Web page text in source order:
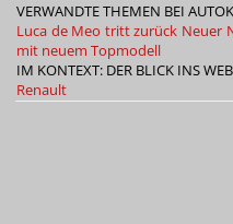
VERWANDTE THEMEN BEI
Luca de Meo tritt zurück Neuer
mit neuem Topmodell
IM KONTEXT: DER BLICK INS WEB
Renault